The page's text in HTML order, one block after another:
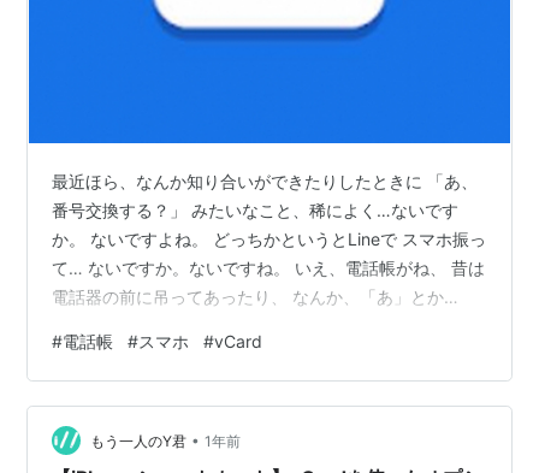
最近ほら、なんか知り合いができたりしたときに 「あ、
番号交換する？」 みたいなこと、稀によく…ないです
か。 ないですよね。 どっちかというとLineで スマホ振っ
て… ないですか。ないですね。 いえ、電話帳がね、 昔は
電話器の前に吊ってあったり、 なんか、「あ」とか
え？ 何の話かわからない？ そうですよね… えーっと、
まあ、いろいろな折に電話番号聞いたりすることもある
わけです。 まれに。ときどき。 でもってなんも考えない
で暮らしてると、 スマホにしか入ってない電話番号なん
#電話帳 #スマホ #vCard
もう一人のY君 • 1年前